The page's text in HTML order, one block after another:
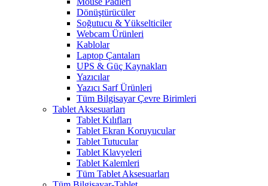
Dönüştürücüler
Soğutucu & Yükselticiler
Webcam Ürünleri
Kablolar
Laptop Çantaları
UPS & Güç Kaynakları
Yazıcılar
Yazıcı Sarf Ürünleri
Tüm Bilgisayar Çevre Birimleri
Tablet Aksesuarları
Tablet Kılıfları
Tablet Ekran Koruyucular
Tablet Tutucular
Tablet Klavyeleri
Tablet Kalemleri
Tüm Tablet Aksesuarları